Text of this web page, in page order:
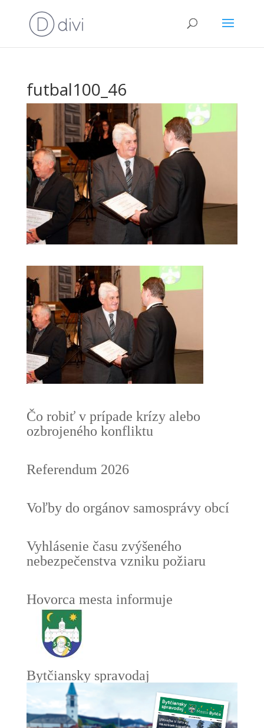
futbal100_46
Čo robiť v prípade krízy alebo
ozbrojeného konfliktu
Referendum 2026
Voľby do orgánov samosprávy obcí
Vyhlásenie času zvýšeného
nebezpečenstva vzniku požiaru
Hovorca mesta informuje
Bytčiansky spravodaj